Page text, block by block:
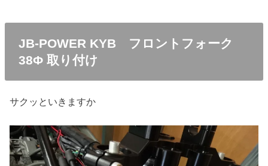
JB-POWER KYB フロントフォーク
38Φ 取り付け
サクッといきますか